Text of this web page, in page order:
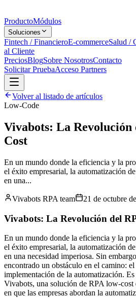
ProductoMódulos
Soluciones
Fintech / FinancieroE-commerceSalud /
al Cliente
PreciosBlogSobre NosotrosContacto
Solicitar PruebaAcceso Partners
Volver al listado de artículos
Low-Code
Vivabots: La Revolución
Cost
En un mundo donde la eficiencia y la
el éxito empresarial, la automatización
en una...
Vivabots RPA team 21 de octubre
Vivabots: La Revolución del
En un mundo donde la eficiencia y la
el éxito empresarial, la automatización
en una necesidad imperiosa. Sin
encontrado un obstáculo en el camino:
implementación de la automatización.
Vivabots, una solución de RPA low-
en que las empresas abordan la